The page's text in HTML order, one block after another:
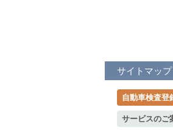
サイトマップ
自動車検査登
サービスのご